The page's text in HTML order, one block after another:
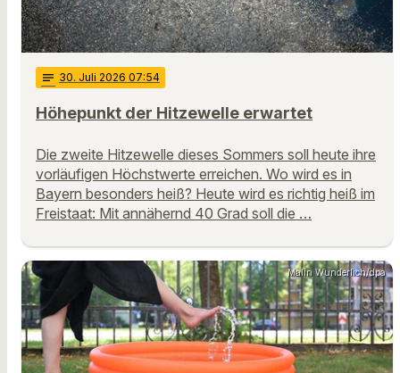
notes 30. Juli 2026 07:54
Höhepunkt der Hitzewelle erwartet
Die zweite Hitzewelle dieses Sommers soll heute ihre
vorläufigen Höchstwerte erreichen. Wo wird es in
Bayern besonders heiß? Heute wird es richtig heiß im
Freistaat: Mit annähernd 40 Grad soll die …
Malin Wunderlich/dpa